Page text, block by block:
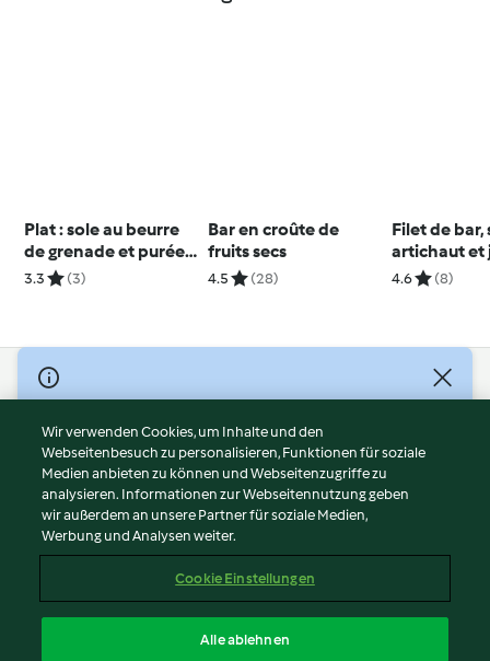
Plat : sole au beurre
de grenade et purée
de panais à l'anis
3.3 (3)
Bar en croûte de
fruits secs
4.5 (28)
Filet de bar,
artichaut et
palourdes
4.6 (8)
© Copyright 2026
Nutzungsbedingungen
Datenschutzrichtlinien
Disclaimer
Impressum
Cookies
Abo kündigen
Wir verwenden Cookies, um Inhalte und den
Webseitenbesuch zu personalisieren, Funktionen für soziale
Medien anbieten zu können und Webseitenzugriffe zu
analysieren. Informationen zur Webseitennutzung geben
wir außerdem an unsere Partner für soziale Medien,
Werbung und Analysen weiter.
Cookie Einstellungen
Alle ablehnen